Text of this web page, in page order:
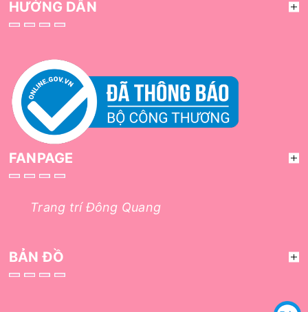
HƯỚNG DẪN
FANPAGE
Trang trí Đông Quang
BẢN ĐỒ